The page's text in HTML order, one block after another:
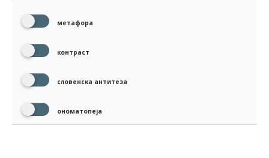
метафора
контраст
словенска антитеза
ономатопеја